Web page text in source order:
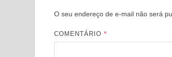
O seu endereço de e-mail não será
COMENTÁRIO*